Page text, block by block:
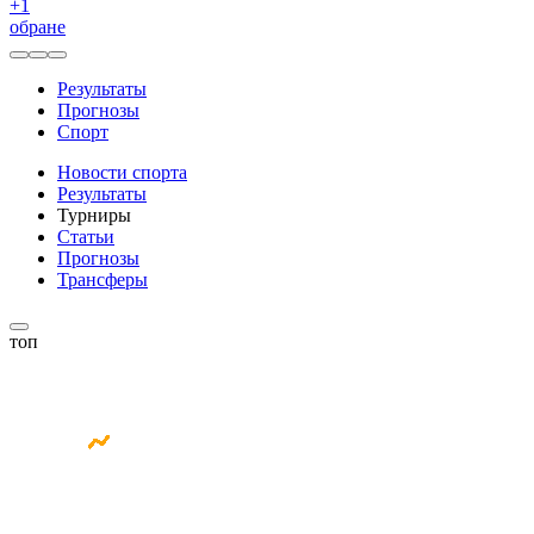
+1
обране
Результаты
Прогнозы
Спорт
Новости спорта
Результаты
Турниры
Статьи
Прогнозы
Трансферы
топ